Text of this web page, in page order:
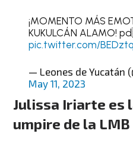
¡MOMENTO MÁS
KUKULCÁN ALAMO!
pic.twitter.com/
— Leones de Yucatán
May 11, 2023
Julissa Iriarte es
umpire de la LMB